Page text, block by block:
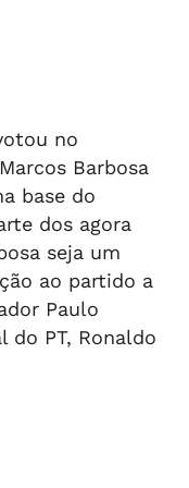
no
Barbosa
base do
dos agora
seja um
ao partido a
Paulo
do PT, Ronaldo